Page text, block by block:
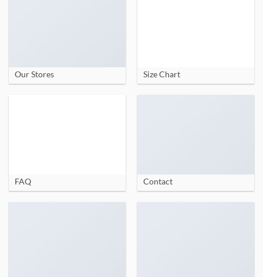
Our Stores Size Chart
FAQ Contact